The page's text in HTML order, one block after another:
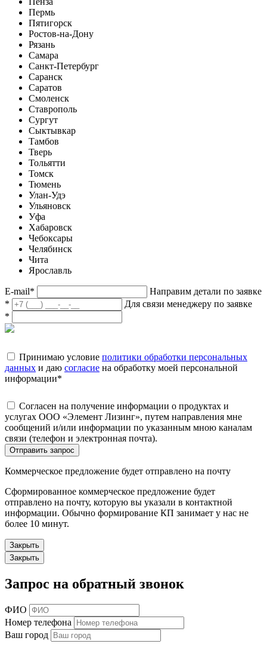
Пермь
Пятигорск
Ростов-на-Дону
Рязань
Самара
Санкт-Петербург
Саранск
Саратов
Смоленск
Ставрополь
Сургут
Сыктывкар
Тамбов
Тверь
Тольятти
Томск
Тюмень
Улан-Удэ
Ульяновск
Уфа
Хабаровск
Чебоксары
Челябинск
Чита
Ярославль
E-mail*
Направим детали по заявке
*
Для связи менеджеру по заявке
*
Принимаю условие политики обработки персональных
данных и даю согласие на обработку моей персональной
информации*
Согласен на получение информации о продуктах и
услугах ООО «Элемент Лизинг», путем направления мне
сообщений и/или информации по указанным мною каналам
связи (телефон и электронная почта).
Отправить запрос
Коммерческое предложение будет отправлено на почту
Сформированное коммерческое предложение будет
отправлено на почту, которую вы указали в контактной
информации. Обычно формирование КП занимает у нас не
более 10 минут.
Закрыть
Закрыть
Запрос на обратный звонок
ФИО
Номер телефона
Ваш город